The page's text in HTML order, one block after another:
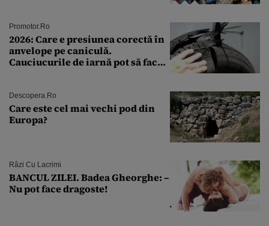
Promotor.ro
2026: Care e presiunea corectă în
anvelope pe caniculă.
Cauciucurile de iarnă pot să facă
Descopera.ro
Care este cel mai vechi pod din
Europa?
Râzi Cu Lacrimi
BANCUL ZILEI. Badea Gheorghe: –
Nu pot face dragoste!